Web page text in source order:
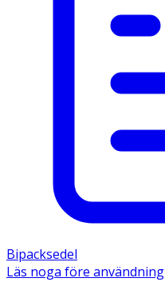
Bipacksedel
Läs noga före användning